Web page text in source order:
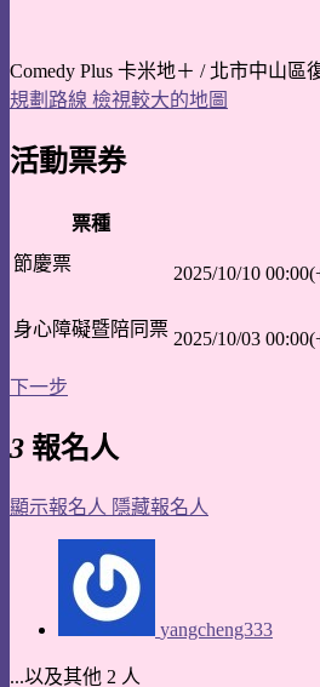
Comedy Plus 卡米地＋ / 北市中山區
規劃路線 檢視較大的地圖
活動票券
票種
節慶票
2025/10/10
身心障礙暨陪同票 2025/10/03
下一步
3 報名人
顯示報名人 隱藏報名人
yangcheng333
...以及其他 2 人